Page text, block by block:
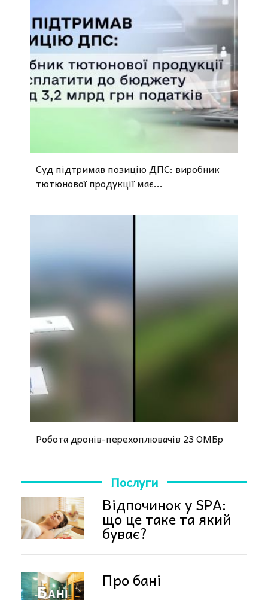
Суд підтримав позицію ДПС: виробник
тютюнової продукції має...
Робота дронів-перехоплювачів 23 ОМБр
Послуги
Відпочинок у SPA:
що це таке та який
буває?
Про бані